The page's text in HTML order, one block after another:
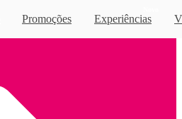
Promoções Experiências